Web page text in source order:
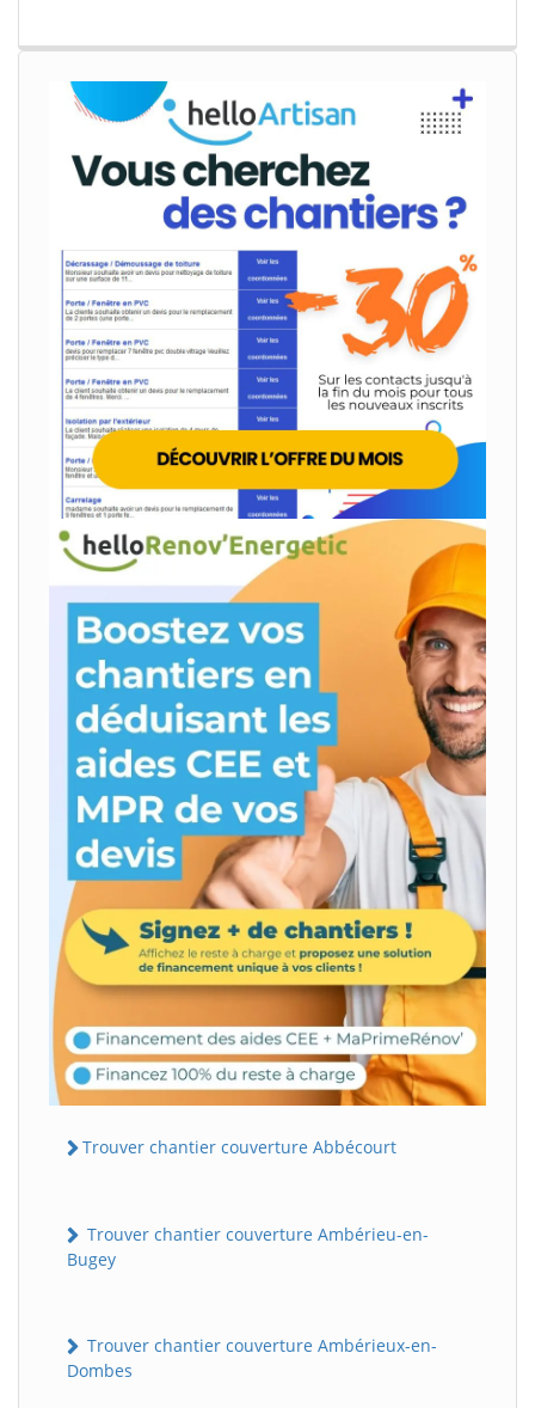
Trouver chantier couverture Abbécourt
Trouver chantier couverture Ambérieu-en-
Bugey
Trouver chantier couverture Ambérieux-en-
Dombes